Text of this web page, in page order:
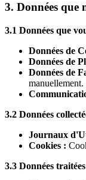
3. Données que
3.1 Données que
Données de
Données de
Données de
manuellement.
3.2 Données
Journaux
Cookies :
3.3 Données